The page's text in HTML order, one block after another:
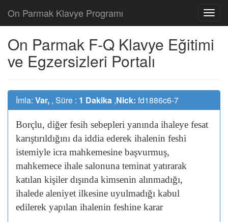
On Parmak Klavye Programı
On Parmak F-Q Klavye Eğitimi
ve Egzersizleri Portalı
İmla: Var, , Süre : 1 Dakika ,Nick: fd1886c6-7
Borçlu, diğerfesih sebepleri yanında ihaleye fesat
karıştırıldığını da iddia ederek ihalenin feshi
istemiyle icra mahkemesine başvurmuş,
mahkemece ihale salonuna teminat yatırarak
katılan kişilerdışında kimsenin alınmadığı,
ihalede aleniyet ilkesine uyulmadığı kabul
edilerek yapılan ihalenin feshine karar